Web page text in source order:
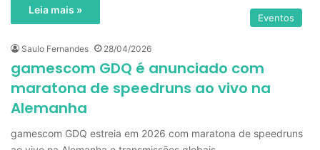
Leia mais »
Eventos
Saulo Fernandes 28/04/2026
gamescom GDQ é anunciado com
maratona de speedruns ao vivo na
Alemanha
gamescom GDQ estreia em 2026 com maratona de speedruns